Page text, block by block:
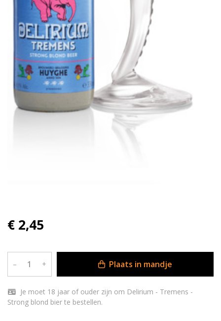
€ 2,45
– + Plaats in mandje
Strong blond bier te bestellen.